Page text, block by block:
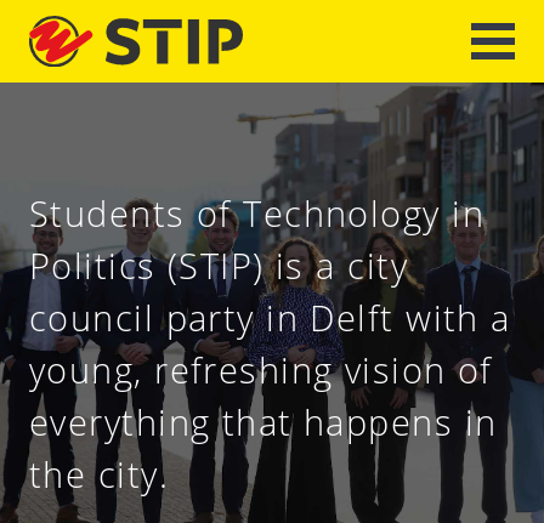
Students of Technology in
Politics (STIP) is a city
council party in Delft with a
young, refreshing vision of
everything that happens in
the city.